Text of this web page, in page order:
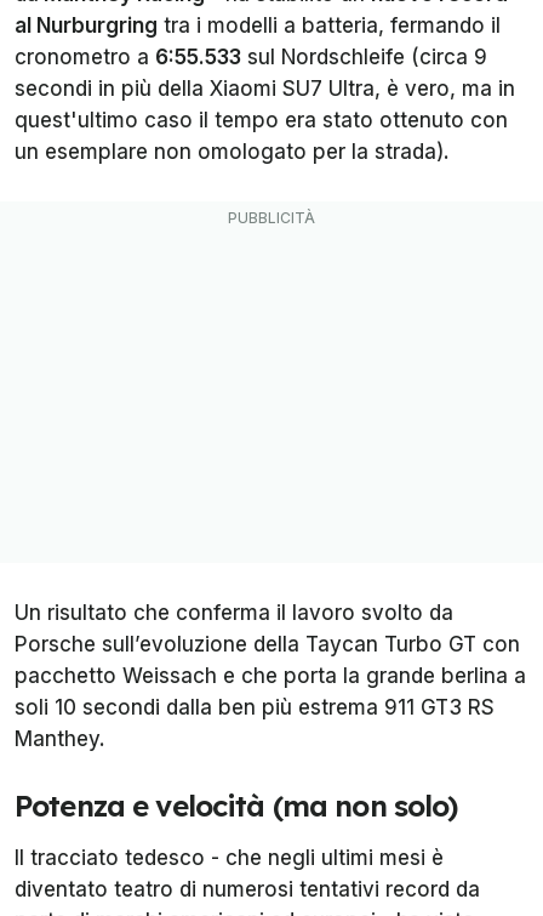
al Nurburgring tra i modelli a batteria, fermando il
cronometro a 6:55.533 sul Nordschleife (circa 9
secondi in più della Xiaomi SU7 Ultra, è vero, ma in
quest'ultimo caso il tempo era stato ottenuto con
un esemplare non omologato per la strada).
Un risultato che conferma il lavoro svolto da
Porsche sull’evoluzione della Taycan Turbo GT con
pacchetto Weissach e che porta la grande berlina a
soli 10 secondi dalla ben più estrema 911 GT3 RS
Manthey.
Potenza e velocità (ma non solo)
Il tracciato tedesco - che negli ultimi mesi è
diventato teatro di numerosi tentativi record da